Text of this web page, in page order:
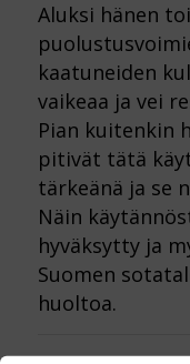
Aluksi hänen
kaatuneiden
vaikeaa ja vei
Pian kuitenkin
pitivät tätä
tärkeänä ja se
Näin
hyväksytty ja
Suomen
huoltoa.